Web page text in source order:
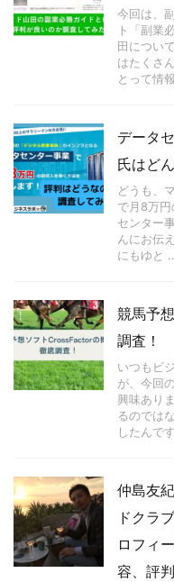
今回は、
ト「副業
田につい
はたくさ
とって情
データ
氏はど
どうも、
で月8万
センター
んにお伝
にもゆと
競馬予
調査！
いつもビ
が、今回
興味あり
るのでは
したんで
仲島友
ドクラ
ロフィ
容、評